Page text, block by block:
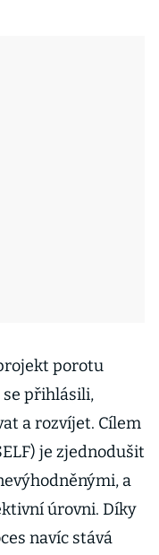
porotu
se přihlásili,
a rozvíjet. Cílem
je zjednodušit
a
úrovni. Díky
navíc stává